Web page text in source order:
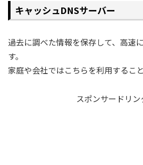
キャッシュDNSサーバー
過去に調べた情報を保存して、高速
す。
家庭や会社ではこちらを利用するこ
スポンサードリン